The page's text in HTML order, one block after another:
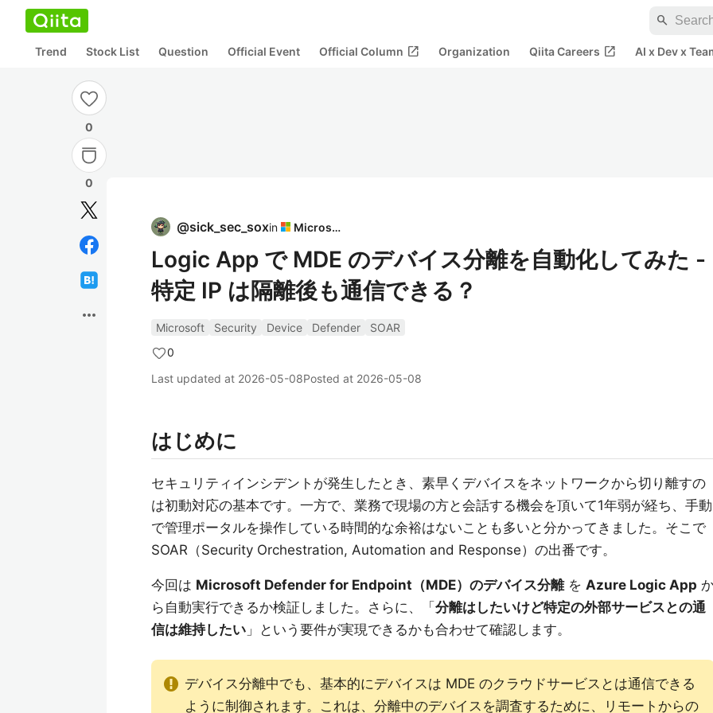
search
Trend Stock List Question Official Event Official Column open_in_new Organization Qiita Careers open_in_new AI x Dev x
0
0
more_horiz
@sick_sec_soxin Microsoft
Logic App で MDE のデバイス分離を自動化してみた -
特定 IP は隔離後も通信できる？
Microsoft Security Device Defender
SOAR
0
Last updated at 2026-05-08Posted at 2026-05-08
はじめに
セキュリティインシデントが発生したとき、素早くデバイスをネットワークから切り離すの
は初動対応の基本です。一方で、業務で現場の方と会話する機会を頂いて1年弱が経ち、手動
で管理ポータルを操作している時間的な余裕はないことも多いと分かってきました。そこで
SOAR（Security Orchestration, Automation and Response）の出番です。
今回は Microsoft Defender for Endpoint（MDE）のデバイス分離を Azure Logic App
ら自動実行できるか検証しました。さらに、「 分離はしたいけど特定の外部サービスとの通
信は維持したい 」という要件が実現できるかも合わせて確認します。
デバイス分離中でも、基本的にデバイスは MDE のクラウドサービスとは通信できる
ように制御されます。これは、分離中のデバイスを調査するために、リモートからの